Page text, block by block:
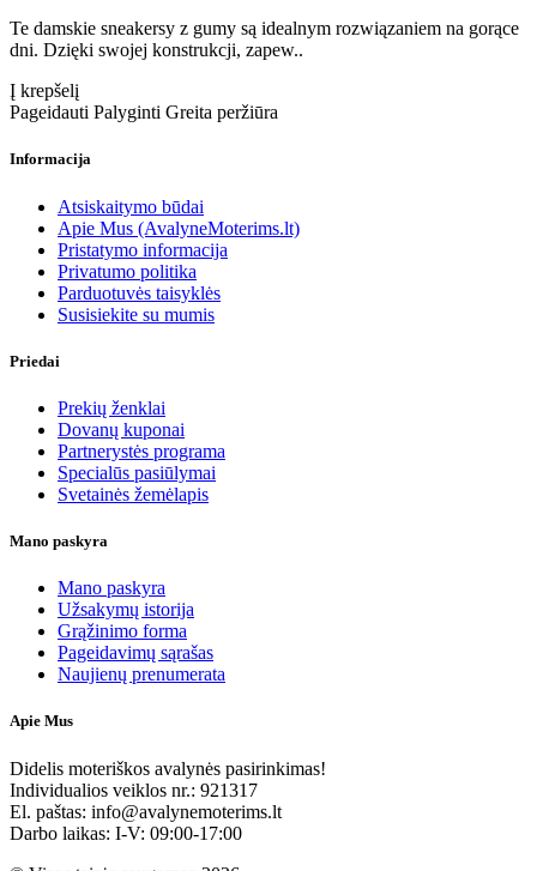
Te damskie sneakersy z gumy są idealnym rozwiązaniem na gorące
dni. Dzięki swojej konstrukcji, zapew..
Į krepšelį
Pageidauti Palyginti Greita peržiūra
Informacija
Atsiskaitymo būdai
Apie Mus (AvalyneMoterims.lt)
Pristatymo informacija
Privatumo politika
Parduotuvės taisyklės
Susisiekite su mumis
Priedai
Prekių ženklai
Dovanų kuponai
Partnerystės programa
Specialūs pasiūlymai
Svetainės žemėlapis
Mano paskyra
Mano paskyra
Užsakymų istorija
Grąžinimo forma
Pageidavimų sąrašas
Naujienų prenumerata
Apie Mus
Didelis moteriškos avalynės pasirinkimas!
Individualios veiklos nr.: 921317
El. paštas: info@avalynemoterims.lt
Darbo laikas: I-V: 09:00-17:00